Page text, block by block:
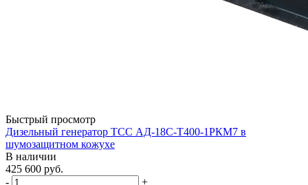
Быстрый просмотр
Дизельный генератор ТСС АД-18С-Т400-1РКМ7 в
шумозащитном кожухе
В наличии
425 600 руб.
-
+